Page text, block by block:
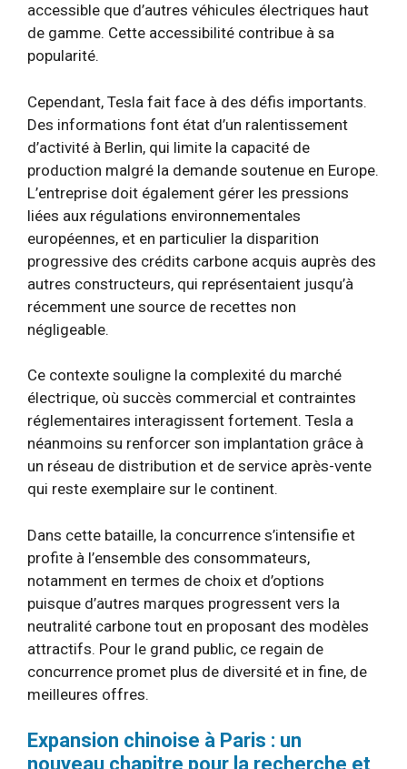
accessible que d’autres véhicules électriques haut
de gamme. Cette accessibilité contribue à sa
popularité.
Cependant, Tesla fait face à des défis importants.
Des informations font état d’un ralentissement
d’activité à Berlin, qui limite la capacité de
production malgré la demande soutenue en Europe.
L’entreprise doit également gérer les pressions
liées aux régulations environnementales
européennes, et en particulier la disparition
progressive des crédits carbone acquis auprès des
autres constructeurs, qui représentaient jusqu’à
récemment une source de recettes non
négligeable.
Ce contexte souligne la complexité du marché
électrique, où succès commercial et contraintes
réglementaires interagissent fortement. Tesla a
néanmoins su renforcer son implantation grâce à
un réseau de distribution et de service après-vente
qui reste exemplaire sur le continent.
Dans cette bataille, la concurrence s’intensifie et
profite à l’ensemble des consommateurs,
notamment en termes de choix et d’options
puisque d’autres marques progressent vers la
neutralité carbone tout en proposant des modèles
attractifs. Pour le grand public, ce regain de
concurrence promet plus de diversité et in fine, de
meilleures offres.
Expansion chinoise à Paris : un
nouveau chapitre pour la recherche et